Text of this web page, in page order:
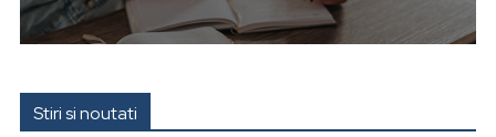
Stiri si noutati